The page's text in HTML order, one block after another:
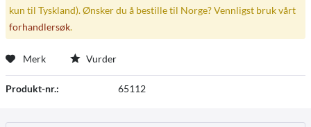
kun til Tyskland). Ønsker du å bestille til Norge? Vennligst bruk vårt
forhandlersøk.
Merk Vurder
Produkt-nr.: 65112